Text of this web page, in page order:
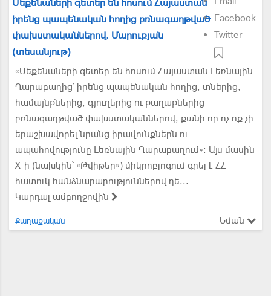
Facebook
Twitter
Մեքենաների գետեր են հոսում Հայաստան՝
իրենց պապենական հողից բռնագաղթված
փախստականներով. Մարուքյան
(տեսանյութ)
«Մեքենաների գետեր են հոսում Հայաստան Լեռնային
Ղարաբաղից՝ իրենց պապենական հողից, տներից,
համայնքներից, գյուղերից ու քաղաքներից
բռնագաղթված փախստականներով, քանի որ ոչ ոք չի
երաշխավորել նրանց իրավունքներն ու
ապահովությունը Լեռնային Ղարաբաղում»։ Այս մասին
X-ի (նախկին՝ «Թվիթեր») միկրոբլոգում գրել է ՀՀ
հատուկ հանձնարարություններով դե...
Կարդալ ամբողջովին
Քաղաքական Նման